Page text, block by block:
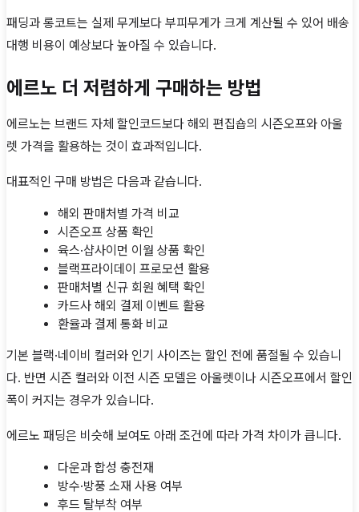
패딩과 롱코트는 실제 무게보다 부피무게가 크게 계산될 수 있어 배송
대행 비용이 예상보다 높아질 수 있습니다.
에르노 더 저렴하게 구매하는 방법
에르노는 브랜드 자체 할인코드보다 해외 편집숍의 시즌오프와 아울
렛 가격을 활용하는 것이 효과적입니다.
대표적인 구매 방법은 다음과 같습니다.
해외 판매처별 가격 비교
시즌오프 상품 확인
육스·샵사이먼 이월 상품 확인
블랙프라이데이 프로모션 활용
판매처별 신규 회원 혜택 확인
카드사 해외 결제 이벤트 활용
환율과 결제 통화 비교
기본 블랙·네이비 컬러와 인기 사이즈는 할인 전에 품절될 수 있습니
다. 반면 시즌 컬러와 이전 시즌 모델은 아울렛이나 시즌오프에서 할인
폭이 커지는 경우가 있습니다.
에르노 패딩은 비슷해 보여도 아래 조건에 따라 가격 차이가 큽니다.
다운과 합성 충전재
방수·방풍 소재 사용 여부
후드 탈부착 여부